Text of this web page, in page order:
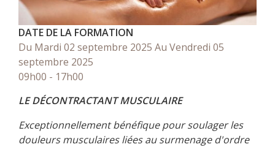
DATE DE LA FORMATION
Du Mardi 02 septembre 2025 Au Vendredi 05
septembre 2025
09h00 - 17h00
LE DÉCONTRACTANT MUSCULAIRE
Exceptionnellement bénéfique pour soulager les
douleurs musculaires liées au surmenage d'ordre